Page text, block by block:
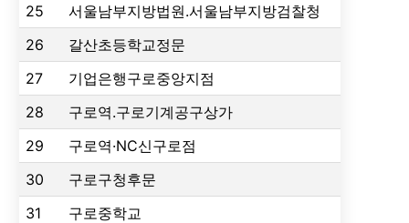
25
서울남부지방법원.서울남부지방검찰청
26
갈산초등학교정문
27
기업은행구로중앙지점
28
구로역.구로기계공구상가
29
구로역·NC신구로점
30
구로구청후문
31
구로중학교